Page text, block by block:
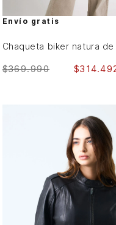
AGREGAR AL CARRITO
Envío gratis
$369.990 $314.